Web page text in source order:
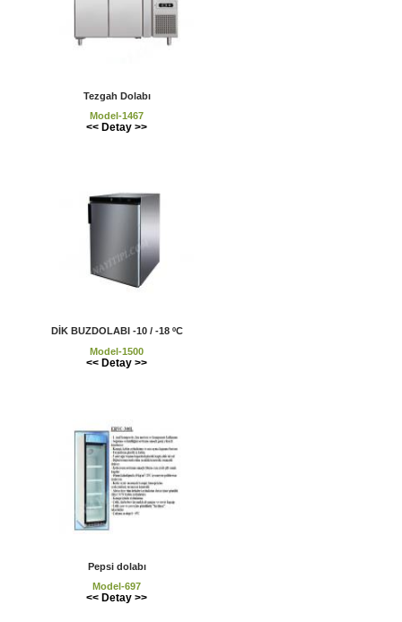
Tezgah Dolabı
Model-1467
<< Detay >>
DİK BUZDOLABI -10 / -18 ºC
Model-1500
<< Detay >>
Pepsi dolabı
Model-697
<< Detay >>